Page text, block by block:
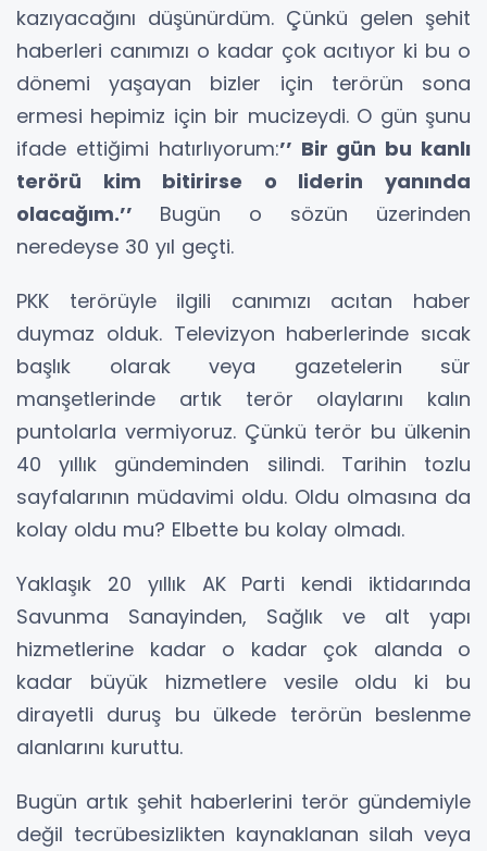
kazıyacağını düşünürdüm. Çünkü gelen şehit
haberleri canımızı o kadar çok acıtıyor ki bu o
dönemi yaşayan bizler için terörün sona
ermesi hepimiz için bir mucizeydi. O gün şunu
ifade ettiğimi hatırlıyorum:’’ Bir gün bu kanlı
terörü kim bitirirse o liderin yanında
olacağım.’’ Bugün o sözün üzerinden
neredeyse 30 yıl geçti.
PKK terörüyle ilgili canımızı acıtan haber
duymaz olduk. Televizyon haberlerinde sıcak
başlık olarak veya gazetelerin sür
manşetlerinde artık terör olaylarını kalın
puntolarla vermiyoruz. Çünkü terör bu ülkenin
40 yıllık gündeminden silindi. Tarihin tozlu
sayfalarının müdavimi oldu. Oldu olmasına da
kolay oldu mu? Elbette bu kolay olmadı.
Yaklaşık 20 yıllık AK Parti kendi iktidarında
Savunma Sanayinden, Sağlık ve alt yapı
hizmetlerine kadar o kadar çok alanda o
kadar büyük hizmetlere vesile oldu ki bu
dirayetli duruş bu ülkede terörün beslenme
alanlarını kuruttu.
Bugün artık şehit haberlerini terör gündemiyle
değil tecrübesizlikten kaynaklanan silah veya